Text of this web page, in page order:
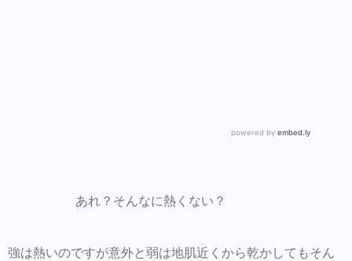
あれ？そんなに熱くない？
強は熱いのですが意外と弱は地肌近くから乾かしてもそん